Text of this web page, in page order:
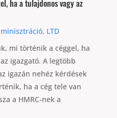
ha a tulajdonos vagy az
, LTD
mi történik a céggel, ha
igazgató. A legtöbb
igazán nehéz kérdések
ha a cég tele van
a HMRC-nek a